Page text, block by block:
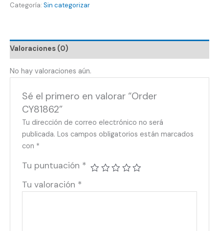
Categoría: Sin categorizar
Valoraciones (0)
No hay valoraciones aún.
Sé el primero en valorar “Order
CY81862”
Tu dirección de correo electrónico no será
publicada. Los campos obligatorios están marcados
con *
Tu puntuación *
Tu valoración *